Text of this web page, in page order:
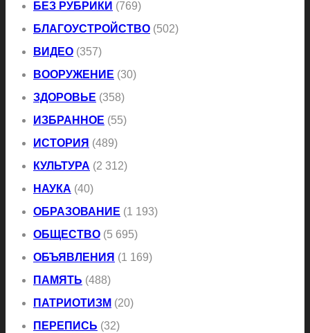
БЕЗ РУБРИКИ (769)
БЛАГОУСТРОЙСТВО (502)
ВИДЕО (357)
ВООРУЖЕНИЕ (30)
ЗДОРОВЬЕ (358)
ИЗБРАННОЕ (55)
ИСТОРИЯ (489)
КУЛЬТУРА (2 312)
НАУКА (40)
ОБРАЗОВАНИЕ (1 193)
ОБЩЕСТВО (5 695)
ОБЪЯВЛЕНИЯ (1 169)
ПАМЯТЬ (488)
ПАТРИОТИЗМ (20)
ПЕРЕПИСЬ (32)